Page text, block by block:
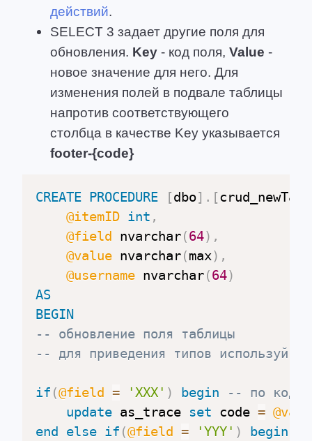
действий.
SELECT 3 задает другие поля для
обновления. Key - код поля, Value -
новое значение для него. Для
изменения полей в подвале таблицы
напротив соответствующего
столбца в качестве Key указывается
footer-{code}
CREATE PROCEDURE [dbo] . [
@itemID int ,
@field nvarchar(64) ,
@value nvarchar(max) ,
@username nvarchar(64)
AS
BEGIN
-- обновление поля таблицы
-- для приведения типов
if (@field = 'ХХХ' ) begin
-- по коду
update as_trace set code =
end else if (@field = 'YYY' )
begin